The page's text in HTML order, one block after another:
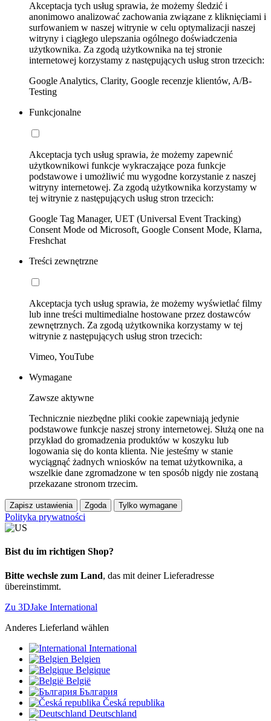
Akceptacja tych usług sprawia, że możemy śledzić i
anonimowo analizować zachowania związane z kliknięciami i
surfowaniem w naszej witrynie w celu optymalizacji naszej
witryny i ciągłego ulepszania ogólnego doświadczenia
użytkownika. Za zgodą użytkownika na tej stronie
internetowej korzystamy z następujących usług stron trzecich:
Google Analytics, Clarity, Google recenzje klientów, A/B-
Testing
Funkcjonalne
Akceptacja tych usług sprawia, że możemy zapewnić
użytkownikowi funkcje wykraczające poza funkcje
podstawowe i umożliwić mu wygodne korzystanie z naszej
witryny internetowej. Za zgodą użytkownika korzystamy w
tej witrynie z następujących usług stron trzecich:
Google Tag Manager, UET (Universal Event Tracking)
Consent Mode od Microsoft, Google Consent Mode, Klarna,
Freshchat
Treści zewnętrzne
Akceptacja tych usług sprawia, że możemy wyświetlać filmy
lub inne treści multimedialne hostowane przez dostawców
zewnętrznych. Za zgodą użytkownika korzystamy w tej
witrynie z następujących usług stron trzecich:
Vimeo, YouTube
Wymagane
Zawsze aktywne
Technicznie niezbędne pliki cookie zapewniają jedynie
podstawowe funkcje naszej strony internetowej. Służą one na
przykład do gromadzenia produktów w koszyku lub
logowania się do konta klienta. Nie jesteśmy w stanie
wyciągnąć żadnych wniosków na temat użytkownika, a
wszelkie dane zgromadzone w ten sposób nigdy nie zostaną
przekazane stronom trzecim.
Zapisz ustawienia Zgoda Tylko wymagane
Polityka prywatności
Bist du im richtigen Shop?
Bitte wechsle zum Land, das mit deiner Lieferadresse
übereinstimmt.
Zu 3DJake International
Anderes Lieferland wählen
International
Belgien
Belgique
België
България
Česká republika
Deutschland